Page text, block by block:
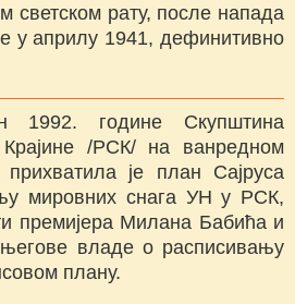
светском рату, после напада
у априлу 1941, дефинитивно
године Скупштина
/РСК/ на ванредном
је план Сајруса
мировних снага УН у РСК,
премијера Милана Бабића и
владе о расписивању
плану.